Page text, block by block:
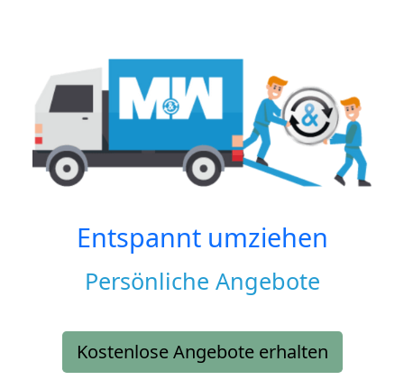
Entspannt umziehen
Persönliche Angebote
Kostenlose Angebote erhalten